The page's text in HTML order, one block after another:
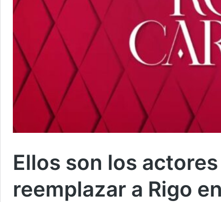
Ellos son los
reemplazar a Rigo